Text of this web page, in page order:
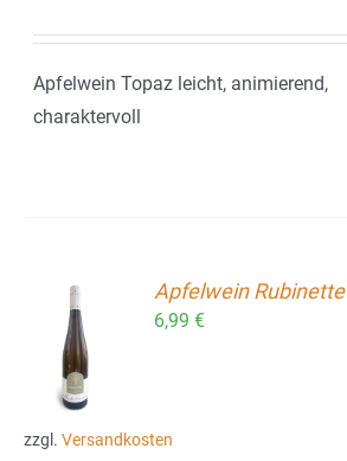
Apfelwein Topaz leicht, animierend,
charaktervoll
Apfelwein Rubinette
6,99€
zzgl. Versandkosten